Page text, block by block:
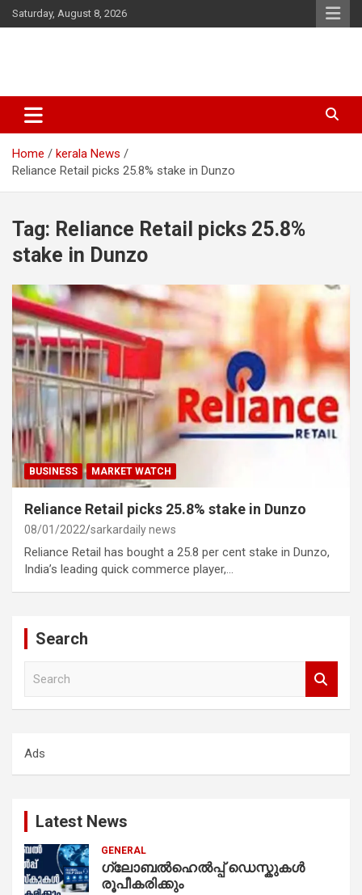
Skip
to
Saturday, August 8, 2026
Sarkardaily : Breaking News |
Latest Malayalam News | Latest
English News
India. Politics News Events. Sports News. Movie News. Lifestyle
News.
Home
kerala News
Reliance Retail picks 25.8% stake in Dunzo
Tag: Reliance Retail picks 25.8%
stake in Dunzo
BUSINESS MARKET WATCH
Reliance Retail picks 25.8% stake in Dunzo
08/01/2022 sarkardaily news
Reliance Retail has bought a 25.8 per cent stake in Dunzo,
India’s leading quick commerce player,…
Search
h
Ads
Latest News
GENERAL
ഗ്ലോബൽഹെൽപ്പ് ഡെസ്കുകൾ
രൂപീകരിക്കും